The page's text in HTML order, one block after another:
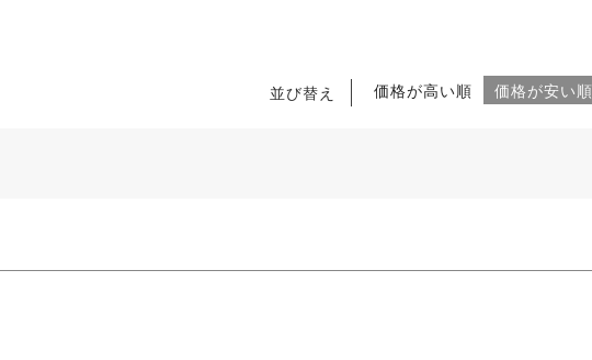
並び替え 価格が高い順 価格が安い順